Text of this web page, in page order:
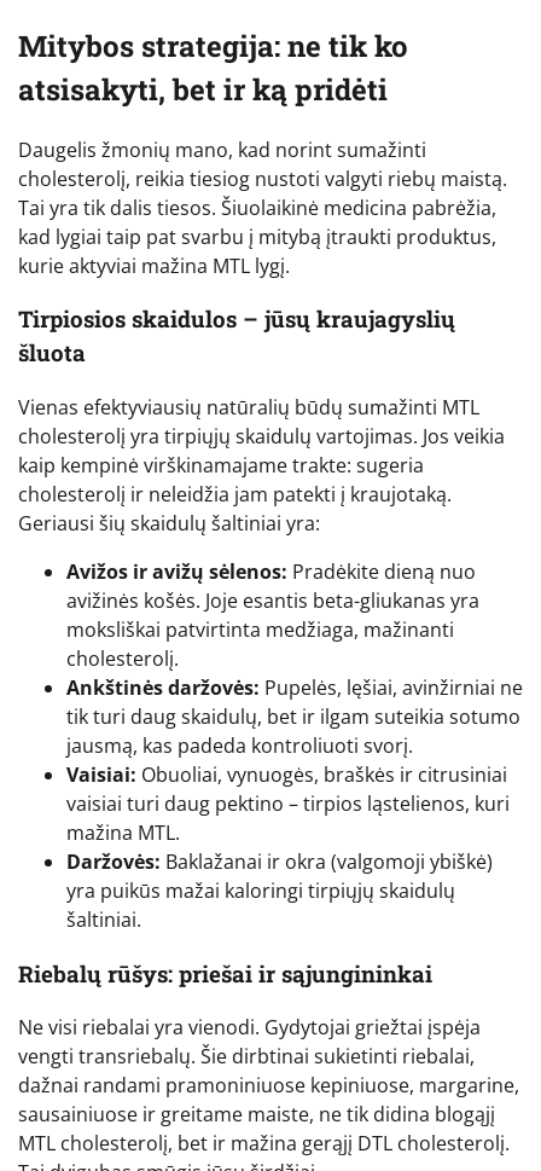
Mitybos strategija: ne tik ko
atsisakyti, bet ir ką pridėti
Daugelis žmonių mano, kad norint sumažinti
cholesterolį, reikia tiesiog nustoti valgyti riebų maistą.
Tai yra tik dalis tiesos. Šiuolaikinė medicina pabrėžia,
kad lygiai taip pat svarbu į mitybą įtraukti produktus,
kurie aktyviai mažina MTL lygį.
Tirpiosios skaidulos – jūsų kraujagyslių
šluota
Vienas efektyviausių natūralių būdų sumažinti MTL
cholesterolį yra tirpiųjų skaidulų vartojimas. Jos veikia
kaip kempinė virškinamajame trakte: sugeria
cholesterolį ir neleidžia jam patekti į kraujotaką.
Geriausi šių skaidulų šaltiniai yra:
Avižos ir avižų sėlenos: Pradėkite dieną nuo
avižinės košės. Joje esantis beta-gliukanas yra
moksliškai patvirtinta medžiaga, mažinanti
cholesterolį.
Ankštinės daržovės: Pupelės, lęšiai, avinžirniai ne
tik turi daug skaidulų, bet ir ilgam suteikia sotumo
jausmą, kas padeda kontroliuoti svorį.
Vaisiai: Obuoliai, vynuogės, braškės ir citrusiniai
vaisiai turi daug pektino – tirpios ląstelienos, kuri
mažina MTL.
Daržovės: Baklažanai ir okra (valgomoji ybiškė)
yra puikūs mažai kaloringi tirpiųjų skaidulų
šaltiniai.
Riebalų rūšys: priešai ir sąjungininkai
Ne visi riebalai yra vienodi. Gydytojai griežtai įspėja
vengti transriebalų. Šie dirbtinai sukietinti riebalai,
dažnai randami pramoniniuose kepiniuose, margarine,
sausainiuose ir greitame maiste, ne tik didina blogąjį
MTL cholesterolį, bet ir mažina gerąjį DTL cholesterolį.